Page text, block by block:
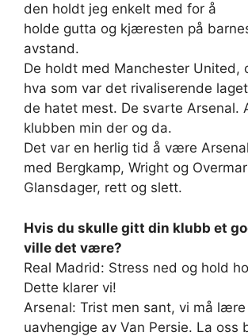
den holdt jeg enkelt med for å
holde gutta og kjæresten på
avstand.
De holdt med Manchester United,
hva som var det rivaliserende
de hatet mest. De svarte Arsenal.
klubben min der og da.
Det var en herlig tid å være
med Bergkamp, Wright og
Glansdager, rett og slett.
Hvis du skulle gitt din klubb et
ville det være?
Real Madrid: Stress ned og hold
Dette klarer vi!
Arsenal: Trist men sant, vi må
uavhengige av Van Persie. La oss